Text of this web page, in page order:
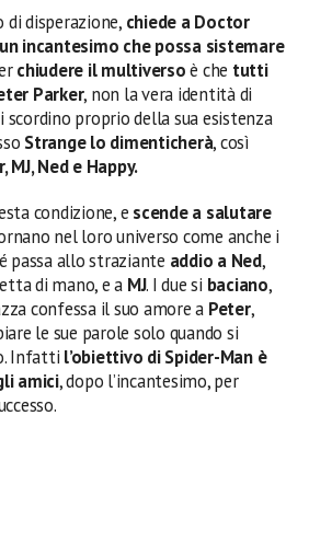
disperazione, chiede a Doctor
incantesimo che possa sistemare
chiudere il multiversoè che tutti
Parker, non la vera identità di
scordino proprio della sua esistenza
Strange lo dimenticherà, così
MJ, Ned e Happy.
condizione, e scende a salutare
nel loro universo come anche i
passa allo straziante addio a Ned,
di mano, e a MJ. I due si baciano,
confessa il suo amore a Peter,
le sue parole solo quando si
Infatti l’obiettivo di Spider-Man è
amici, dopo l’incantesimo, per